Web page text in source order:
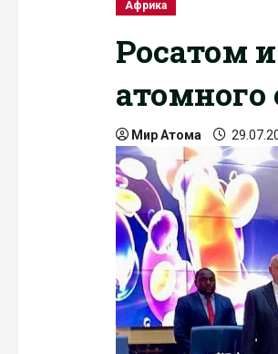
Африка
Росатом
атомного
Мир Атома